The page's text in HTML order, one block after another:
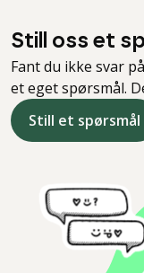
Still oss et
Fant du ikke svar
et eget spørsmål.
Still et spørsmål